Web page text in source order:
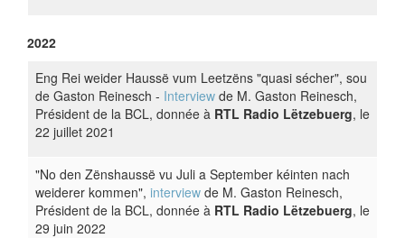
2022
Eng Rei weider Haussë vum Leetzëns "quasi sécher", sou
de Gaston Reinesch - Interview de M. Gaston Reinesch,
Président de la BCL, donnée à RTL Radio Lëtzebuerg, le
22 juillet 2021
"No den Zënshaussë vu Juli a September kéinten nach
weiderer kommen", interview de M. Gaston Reinesch,
Président de la BCL, donnée à RTL Radio Lëtzebuerg, le
29 juin 2022